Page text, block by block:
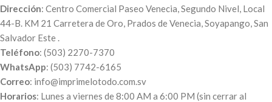
Dirección: Centro Comercial Paseo Venecia, Segundo Nivel, Local
44-B. KM 21 Carretera de Oro, Prados de Venecia, Soyapango, San
Salvador Este .
Teléfono: (503) 2270-7370
WhatsApp: (503) 7742-6165
Correo: info@imprimelotodo.com.sv
Horarios: Lunes a viernes de 8:00 AM a 6:00 PM (sin cerrar al